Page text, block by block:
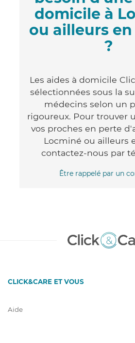
domicile à
ou ailleurs
?
Les aides à domicile
sélectionnées sous la
médecins selon un
rigoureux. Pour trouver
vos proches en perte
Locminé ou ailleurs
contactez-nous par
Être rappelé par un
CLICK&CARE ET VOUS
Aide